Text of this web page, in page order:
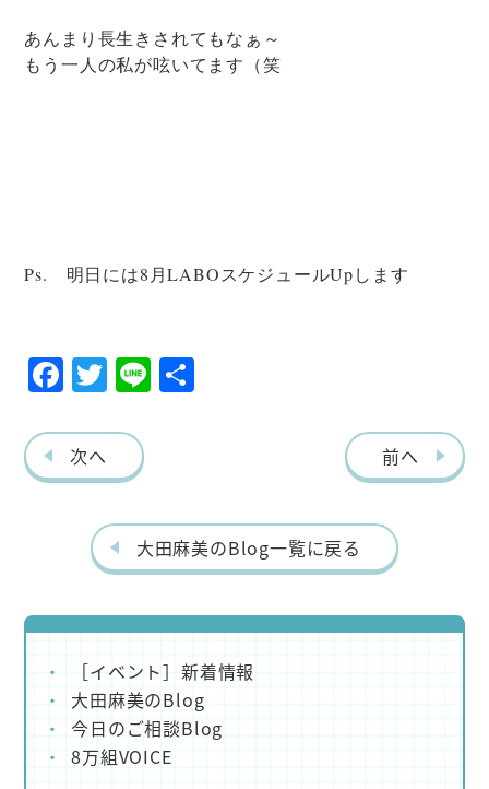
あんまり長生きされてもなぁ～
もう一人の私が呟いてます（笑
Ps. 明日には8月LABOスケジュールUpします
F
eb
o
T
itt
er
Li
次へ 前へ
大田麻美のBlog一覧に戻る
［イベント］新着情報
大田麻美のBlog
今日のご相談Blog
8万組VOICE